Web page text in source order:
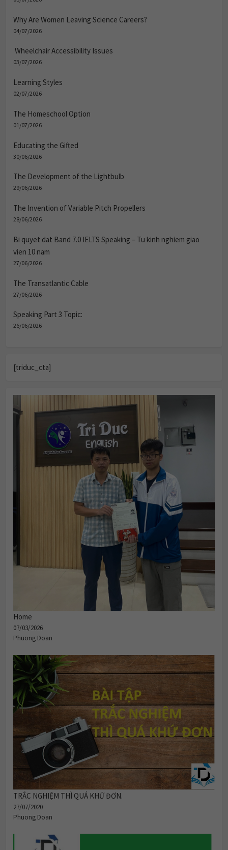
Why Are Women Leaving Science Careers?
04/07/2026
Wheelchair Accessibility Issues
03/07/2026
Learning Styles
02/07/2026
The Homeschool Option
01/07/2026
Educating the Gifted
30/06/2026
The Development of the Lightbulb
29/06/2026
The Invention of Variable Pitch Propellers
28/06/2026
Bi quyet dat Band 7.0 IELTS Speaking – Tu kinh nghiem giao
vien 10 nam
27/06/2026
The Transatlantic Cable
27/06/2026
Speaking Part 3 Topic:
26/06/2026
[triduc_cta]
Home
07/03/2026
Phuong Doan
TRẮC NGHIỆM THÌ QUÁ KHỨ ĐƠN.
27/07/2020
Phuong Doan